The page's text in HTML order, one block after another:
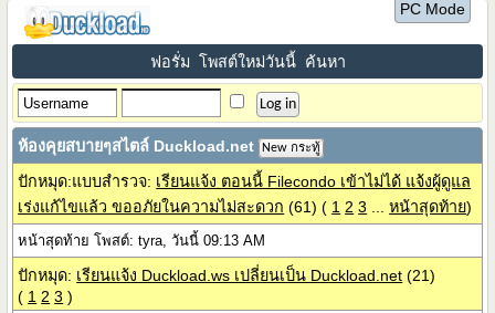
PC Mode
ฟอรั่ม โพสต์ใหม่วันนี้ ค้นหา
ห้องคุยสบายๆสไตล์ Duckload.net New กระทู้
ปักหมุด:แบบสำรวจ: เรียนแจ้ง ตอนนี้ Filecondo เข้าไม่ได้ แจ้งผู้ดูแล
เร่งแก้ไขแล้ว ขออภัยในความไม่สะดวก (61)( 1 2 3 ...หน้าสุดท้าย)
หน้าสุดท้าย โพสต์: tyra, วันนี้ 09:13 AM
ปักหมุด: เรียนแจ้ง Duckload.ws เปลี่ยนเป็น Duckload.net (21)
( 1 2 3 )